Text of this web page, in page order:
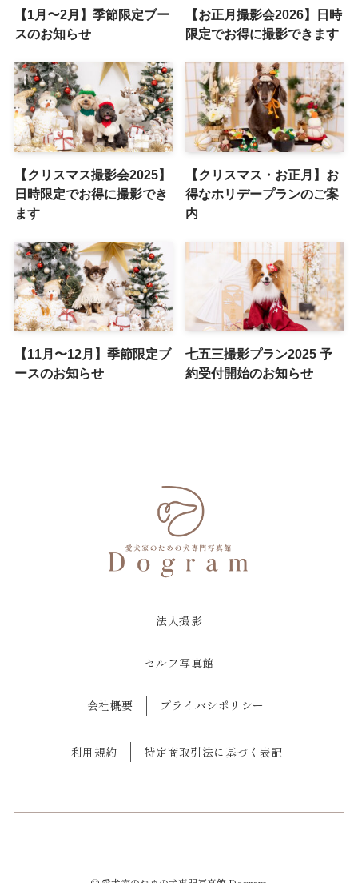
【1月〜2月】季節限定ブー
スのお知らせ
【お正月撮影会2026】日時
限定でお得に撮影できます
【クリスマス撮影会2025】
日時限定でお得に撮影でき
ます
【クリスマス・お正月】お
得なホリデープランのご案
内
【11月〜12月】季節限定ブ
ースのお知らせ
七五三撮影プラン2025 予
約受付開始のお知らせ
法人撮影
セルフ写真館
会社概要 プライバシポリシー
利用規約 特定商取引法に基づく表記